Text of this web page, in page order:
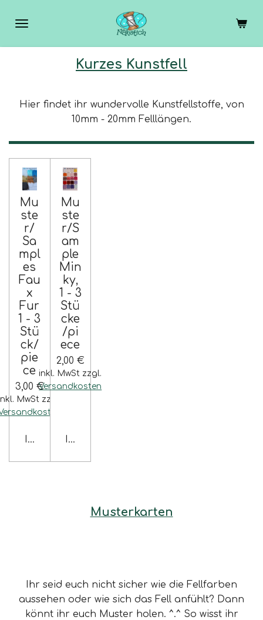
Hauptinhalt
Kurzes Kunstfell
Hier findet ihr wundervolle Kunstfellstoffe, von
10mm - 20mm Felllängen.
Mu
ste
r/
Sa
mpl
es
Fau
x
Fur
1 - 3
Stü
ck/
pie
ce
3,00 €
MwSt zzgl.
In den Warenkorb
Mu
ste
r/S
am
ple
Min
ky,
1 - 3
Stü
cke
/pi
ece
2,00 €
inkl. MwSt zzgl.
Versandkosten
In den Warenkorb
Musterkarten
Ihr seid euch nicht sicher wie die Fellfarben
aussehen oder wie sich das Fell anfühlt? Dann
könnt ihr euch Muster holen. ^.^ So wisst ihr